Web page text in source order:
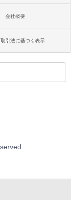
会社概要
引法に基づく表示